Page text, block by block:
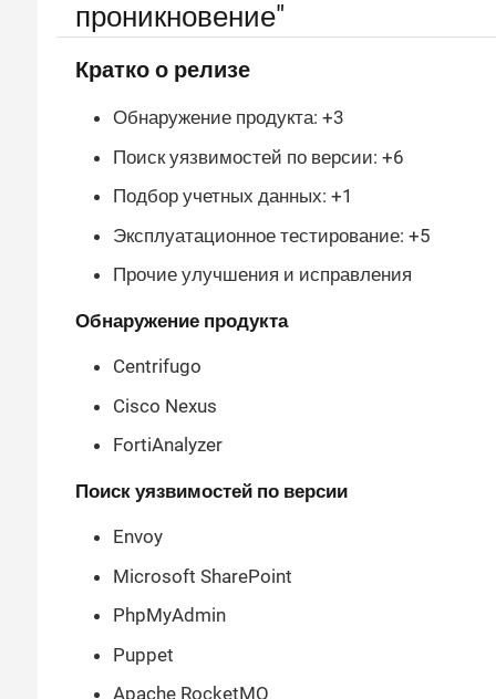
проникновение"
Кратко о релизе
Обнаружение продукта: +3
Поиск уязвимостей по версии: +6
Подбор учетных данных: +1
Эксплуатационное тестирование: +5
Прочие улучшения и исправления
Обнаружение продукта
Centrifugo
Cisco Nexus
FortiAnalyzer
Поиск уязвимостей по версии
Envoy
Microsoft SharePoint
PhpMyAdmin
Puppet
Apache RocketMQ